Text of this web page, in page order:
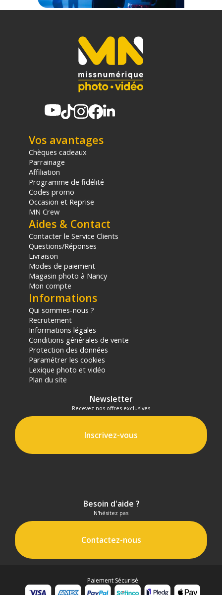
Code EAN Leica courroie en cuir tressé - noir - Courroie photo
& strap - Achat et Prix :4022243196957
(1) Offre valable jusqu'au 31 Décembre 2030 à partir de 49 euros
relais situé en France continentale uniquement, valable uniquement
sur les produits de moins de 1m et moins de 20Kg.
sur le prix TTC en €, les points seront effectivement calculés dans le
panier.
Vos avantages
Chèques cadeaux
Parrainage
Affiliation
Programme de fidélité
Codes promo
Occasion et Reprise
MN Crew
Aides & Contact
Contacter le Service Clients
Questions/Réponses
Livraison
Modes de paiement
Magasin photo à Nancy
Mon compte
Informations
Qui sommes-nous ?
Recrutement
Informations légales
Conditions générales de vente
Protection des données
Paramétrer les cookies
Lexique photo et vidéo
Plan du site
Newsletter
Recevez nos offres exclusives
Inscrivez-vous
Besoin d'aide ?
N'hésitez pas
Contactez-nous
Paiement Sécurisé